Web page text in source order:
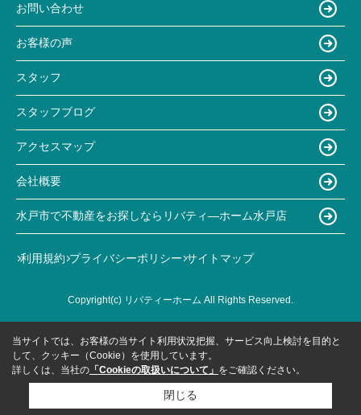
お問い合わせ
お客様の声
スタッフ
スタッフブログ
アクセスマップ
会社概要
水戸市で不動産をお探しならリバティ―ホーム水戸店
利用規約 プライバシーポリシー サイトマップ
Copyright(c) リバティーホーム All Rights Reserved.
当サイトでは、お客様の当サイト利用状況把握、サービス向上検討を目的と
して、クッキー（Cookie）を使用しています。
詳しくは、当社の 「Cookieの取扱いについて」 をご確認ください。
閉じる